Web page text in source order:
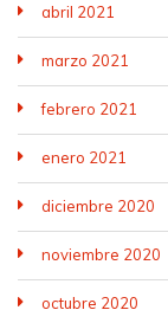
abril 2021
marzo 2021
febrero 2021
enero 2021
diciembre 2020
noviembre 2020
octubre 2020